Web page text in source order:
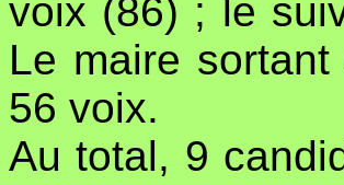
voix (86) ; le
Le maire
56 voix.
Au total, 9